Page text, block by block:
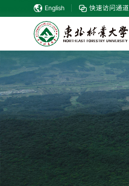
English 快速访问通道